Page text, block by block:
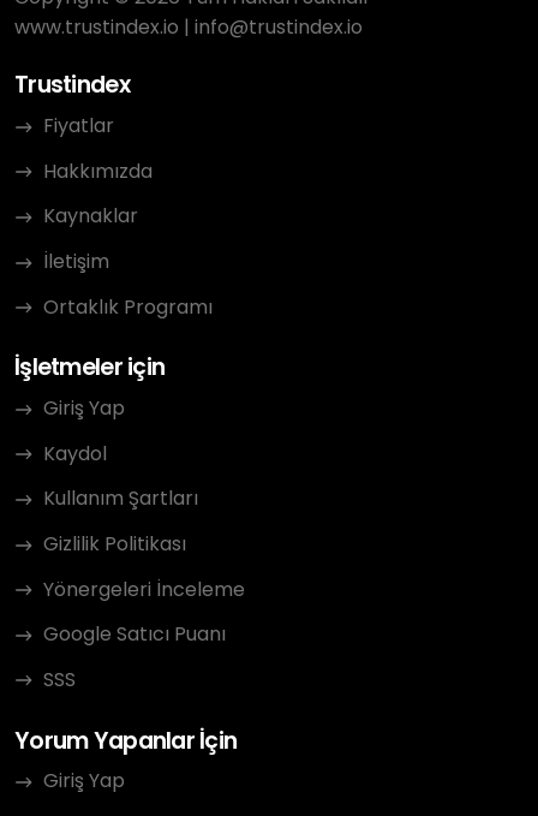
www.trustindex.io | info@trustindex.io
Trustindex
Fiyatlar
Hakkımızda
Kaynaklar
İletişim
Ortaklık Programı
İşletmeler için
Giriş Yap
Kaydol
Kullanım Şartları
Gizlilik Politikası
Yönergeleri İnceleme
Google Satıcı Puanı
SSS
Yorum Yapanlar İçin
Giriş Yap